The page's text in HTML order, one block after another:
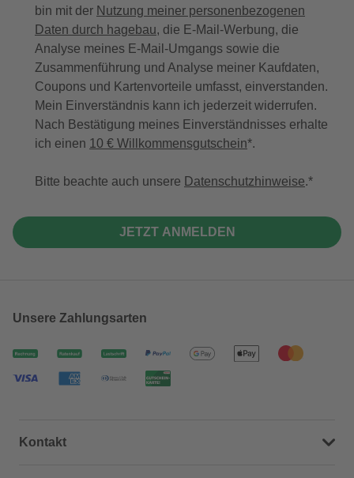
bin mit der Nutzung meiner personenbezogenen
Daten durch hagebau, die E-Mail-Werbung, die
Analyse meines E-Mail-Umgangs sowie die
Zusammenführung und Analyse meiner Kaufdaten,
Coupons und Kartenvorteile umfasst, einverstanden.
Mein Einverständnis kann ich jederzeit widerrufen.
Nach Bestätigung meines Einverständnisses erhalte
ich einen 10 € Willkommensgutschein*.
Bitte beachte auch unsere Datenschutzhinweise.
JETZT ANMELDEN
Unsere Zahlungsarten
Kontakt